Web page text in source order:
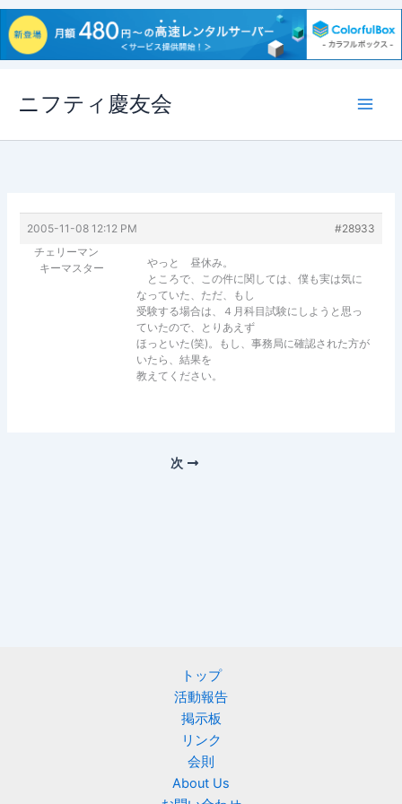
ス
ニフティ慶友会
2005-11-08 12:12 PM
#28933
チェリーマン
キーマスター
やっと 昼休み。
ところで、この件に関しては、僕も実は気に
なっていた、ただ、もし
受験する場合は、４月科目試験にしようと思っ
ていたので、とりあえず
ほっといた(笑)。もし、事務局に確認された方が
いたら、結果を
教えてください。
次
トップ
活動報告
掲示板
リンク
会則
About Us